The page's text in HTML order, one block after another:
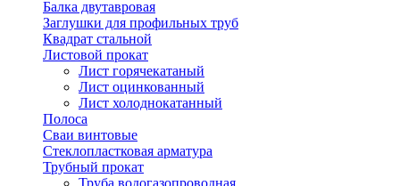
Балка двутавровая
Заглушки для профильных труб
Квадрат стальной
Листовой прокат
Лист горячекатаный
Лист оцинкованный
Лист холоднокатанный
Полоса
Сваи винтовые
Стеклопластковая арматура
Трубный прокат
Труба водогазопроводная